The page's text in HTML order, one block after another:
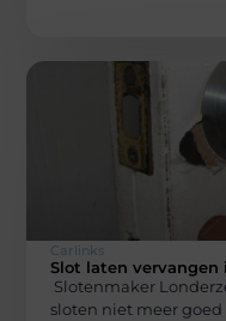
Carlinks
Slot laten vervangen
Slotenmaker
sloten niet meer